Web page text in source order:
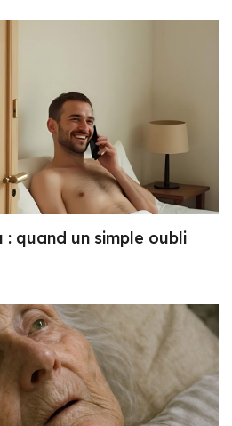
quand un simple oubli